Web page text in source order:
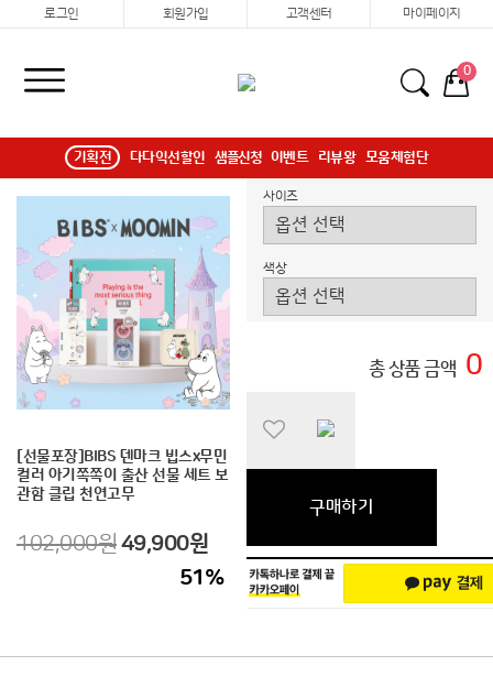
로그인 회원가입 고객센터 마이페이지
0
기획전 다다익선할인 샘플신청 이벤트 리뷰왕 모움체험단
[선물포장]BIBS 덴마크 빕스x무민
컬러 아기쪽쪽이 출산 선물 세트 보
관함 클립 천연고무
102,000원49,900원
51%
사이즈
색상
총 상품 금액 0
구매하기